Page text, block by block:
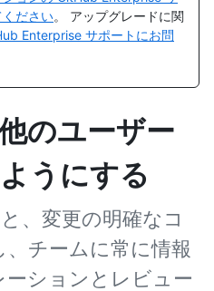
ださい。 アップグレードに関
Enterprise サポートにお問
のユーザー
うにする
、変更の明確なコ
チームに常に情報
ションとレビュー